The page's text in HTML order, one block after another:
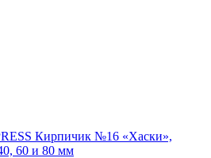
Кирпичик №16 «Хаски»,
60 и 80 мм